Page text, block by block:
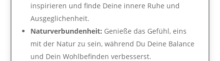
inspirieren und finde Deine innere Ruhe und
Ausgeglichenheit.
Naturverbundenheit: Genieße das Gefühl, eins
mit der Natur zu sein, während Du Deine Balance
und Dein Wohlbefinden verbesserst.